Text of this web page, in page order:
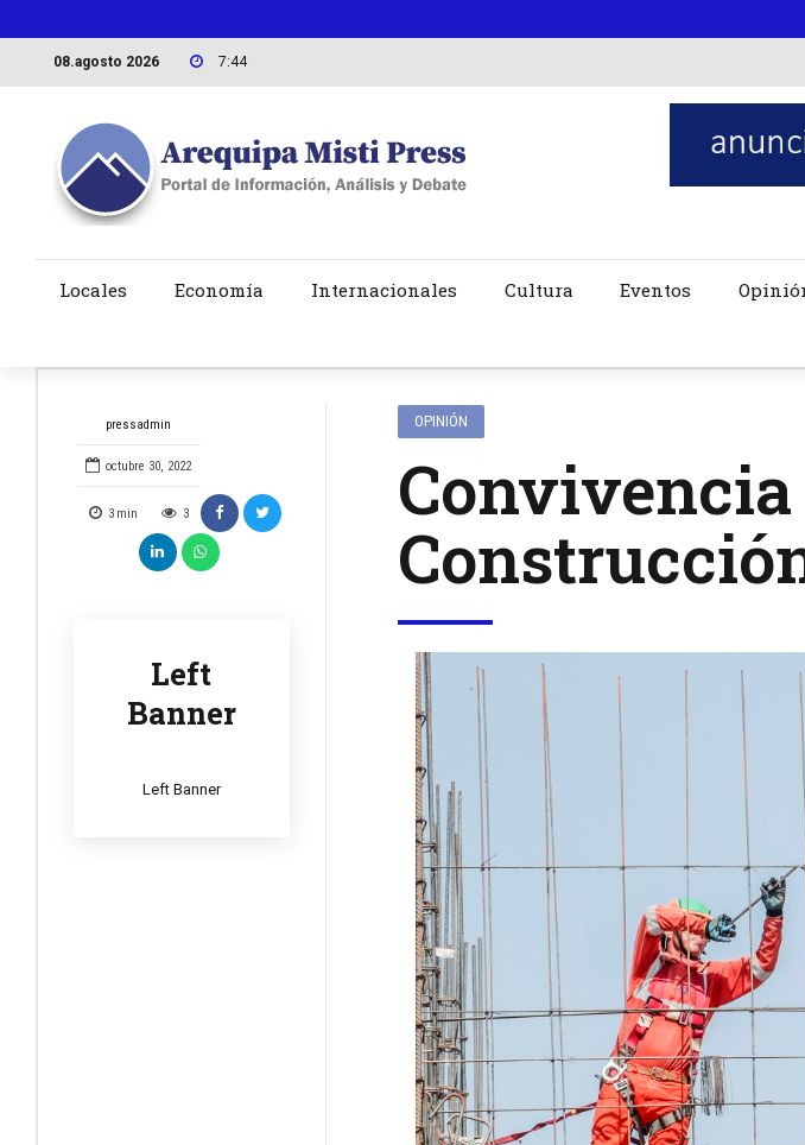
08.agosto 2026 7:44
Locales Economía Internacionales Cultura Eventos
pressadmin
octubre 30, 2022
3 min 3
Left
Banner
Left Banner
OPINIÓN
Convivencia